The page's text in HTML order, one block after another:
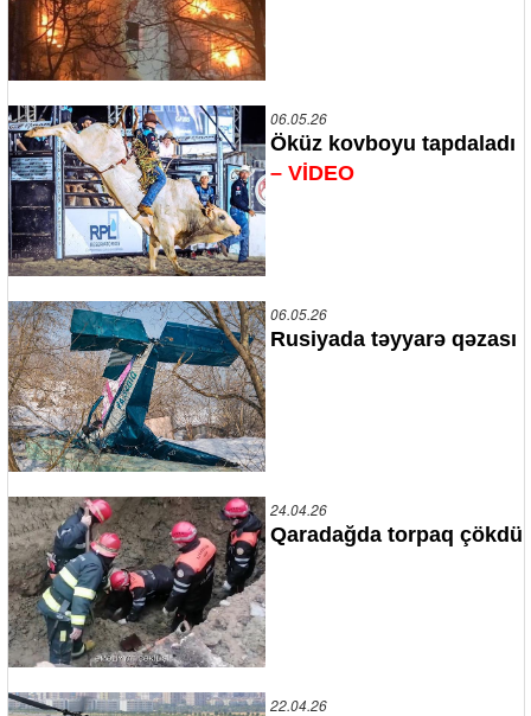
06.05.26
Öküz kovboyu tapdaladı
– VİDEO
06.05.26
Rusiyada təyyarə qəzası
24.04.26
Qaradağda torpaq çökdü
22.04.26